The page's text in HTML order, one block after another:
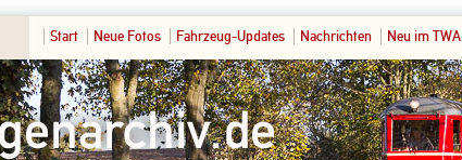
Start Neue Fotos Fahrzeug-Updates Nachrichten Neu im TWA